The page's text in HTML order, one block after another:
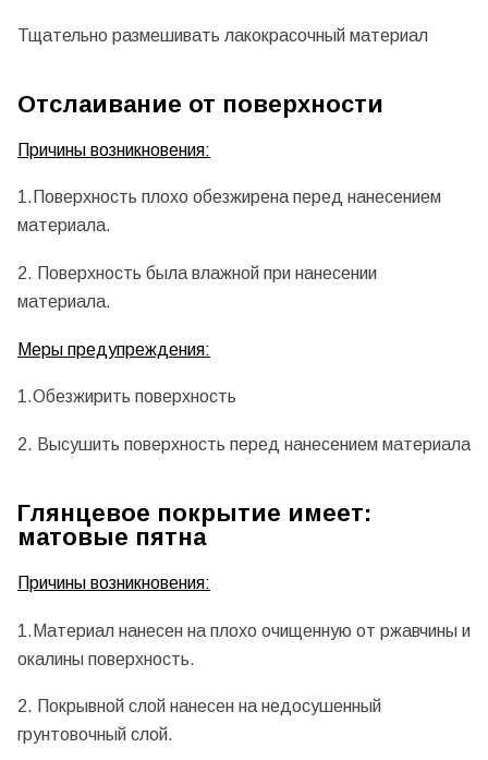
Тщательно размешивать лакокрасочный материал
Отслаивание от поверхности
Причины возникновения:
1.Поверхность плохо обезжирена перед нанесением
материала.
2. Поверхность была влажной при нанесении
материала.
Меры предупреждения:
1.Обезжирить поверхность
2. Высушить поверхность перед нанесением материала
Глянцевое покрытие имеет:
матовые пятна
Причины возникновения:
1.Материал нанесен на плохо очищенную от ржавчины и
окалины поверхность.
2. Покрывной слой нанесен на недосушенный
грунтовочный слой.